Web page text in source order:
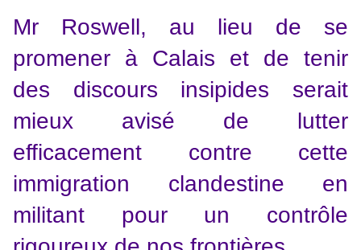
Mr Roswell, au lieu de se
promener à Calais et de tenir
des discours insipides serait
mieux avisé de lutter
efficacement contre cette
immigration clandestine en
militant pour un contrôle